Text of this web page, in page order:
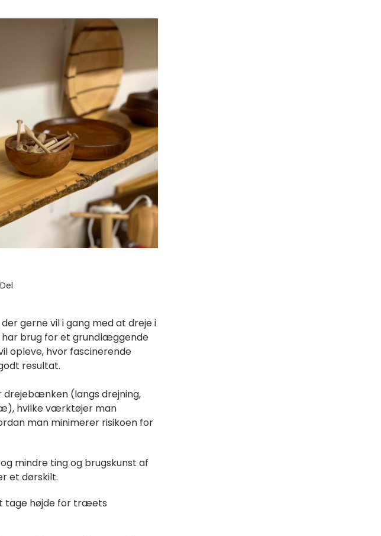
Del
gerne vil i gang med at dreje i
brug for et grundlæggende
opleve, hvor fascinerende
resultat.
drejebænken (langs drejning,
hvilke værktøjer man
man minimerer risikoen for
mindre ting og brugskunst af
et dørskilt.
tage højde for træets